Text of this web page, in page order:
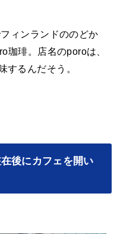
ィンランドののどか
珈琲。店名のporoは、
するんだそう。
後にカフェを開い